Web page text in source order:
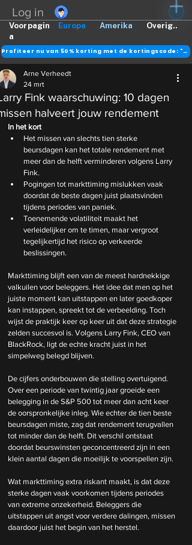
Log in
Europa Amerika Overig..
Voorpagin
a
Profiteer nu van 50% korting met de kortingscode: "DANK"
Fink waarschuwing: 10 dagen
halveert jouw rendement
Arne Verheedt
24 mrt
In het kort
Het missen van slechts tien sterke
beursdagen kan het totale rendement met
meer dan de helft verminderen volgens Larry
Fink.
Pogingen tot markttiming mislukken vaak
doordat de beste dagen juist plaatsvinden
tijdens periodes van paniek.
Toenemende volatiliteit maakt het
verleidelijker om te timen, maar vergroot
tegelijkertijd het risico op verkeerde
beslissingen.
Markttiming blijft een van de meest hardnekkige
valkuilen voor beleggers. Het idee dat men op het
juiste moment kan uitstappen en later goedkoper
kan instappen, spreekt tot de verbeelding. Toch
wijst de praktijk keer op keer uit dat deze strategie
zelden succesvol is. Volgens Larry Fink, CEO van
BlackRock, ligt de echte kracht juist in het
simpelweg belegd blijven.
De cijfers onderbouwen die stelling overtuigend.
Over een periode van twintig jaar groeide een
belegging in de S&P 500 tot meer dan acht keer
de oorspronkelijke inleg. Wie echter de tien beste
beursdagen miste, zag dat rendement terugvallen
tot minder dan de helft. Dit verschil ontstaat
doordat beurswinsten geconcentreerd zijn in een
klein aantal dagen die moeilijk te voorspellen zijn.
Wat markttiming extra riskant maakt, is dat deze
sterke dagen vaak voorkomen tijdens periodes
van extreme onzekerheid. Beleggers die
uitstappen uit angst voor verdere dalingen, missen
daardoor juist het begin van het herstel.